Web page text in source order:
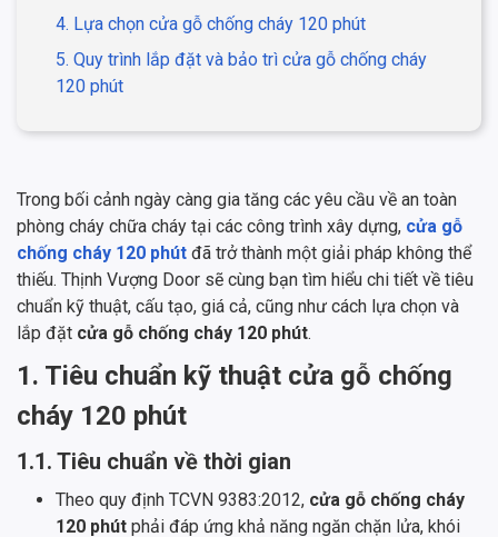
4. Lựa chọn cửa gỗ chống cháy 120 phút
5. Quy trình lắp đặt và bảo trì cửa gỗ chống cháy
120 phút
Trong bối cảnh ngày càng gia tăng các yêu cầu về an toàn
phòng cháy chữa cháy tại các công trình xây dựng, cửa gỗ
chống cháy 120 phút đã trở thành một giải pháp không thể
thiếu. Thịnh Vượng Door sẽ cùng bạn tìm hiểu chi tiết về tiêu
chuẩn kỹ thuật, cấu tạo, giá cả, cũng như cách lựa chọn và
lắp đặt cửa gỗ chống cháy 120 phút.
1. Tiêu chuẩn kỹ thuật cửa gỗ chống
cháy 120 phút
1.1. Tiêu chuẩn về thời gian
Theo quy định TCVN 9383:2012, cửa gỗ chống cháy
120 phút phải đáp ứng khả năng ngăn chặn lửa, khói